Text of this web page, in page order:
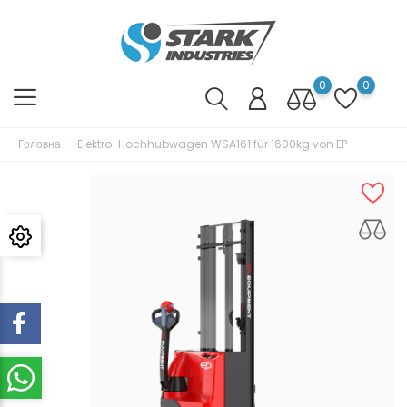
0 0
Головна Elektro-Hochhubwagen WSA161 für 1600kg von EP